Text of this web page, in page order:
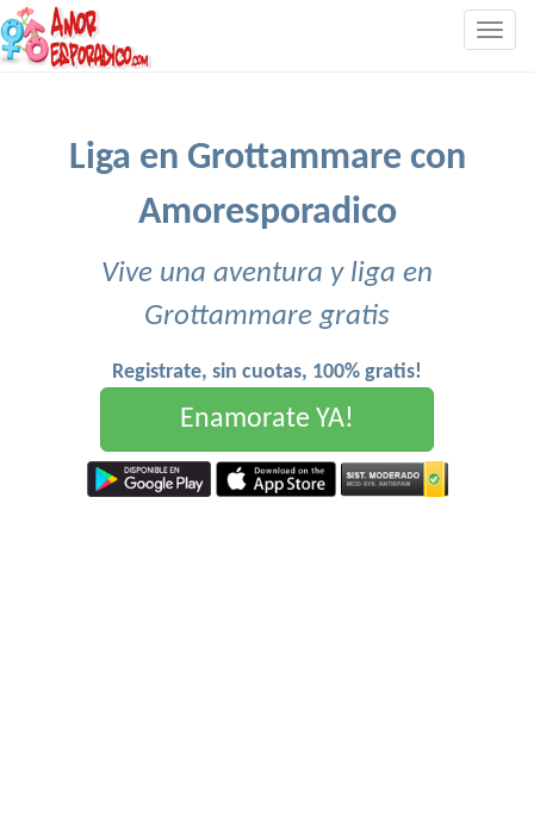
Liga en Grottammare con
Amoresporadico
Vive una aventura y liga en
Grottammare gratis
Registrate, sin cuotas, 100% gratis!
Enamorate YA!